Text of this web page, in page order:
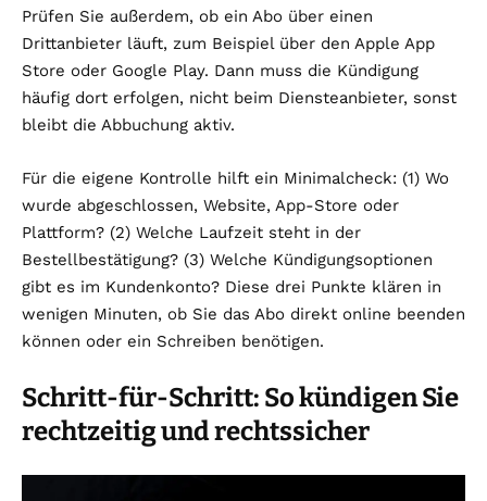
Prüfen Sie außerdem, ob ein Abo über einen
Drittanbieter läuft, zum Beispiel über den Apple App
Store oder Google Play. Dann muss die Kündigung
häufig dort erfolgen, nicht beim Diensteanbieter, sonst
bleibt die Abbuchung aktiv.
Für die eigene Kontrolle hilft ein Minimalcheck: (1) Wo
wurde abgeschlossen, Website, App-Store oder
Plattform? (2) Welche Laufzeit steht in der
Bestellbestätigung? (3) Welche Kündigungsoptionen
gibt es im Kundenkonto? Diese drei Punkte klären in
wenigen Minuten, ob Sie das Abo direkt online beenden
können oder ein Schreiben benötigen.
Schritt-für-Schritt: So kündigen Sie
rechtzeitig und rechtssicher